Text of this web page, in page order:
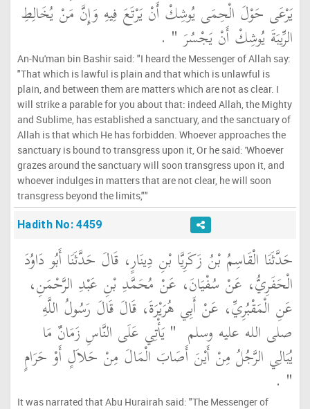
يَرْعَى حَوْلَ الْحِمَى يُوشِكْ أَنْ يَرْتَعَ فِيهِ وَإِنَّ مَنْ يُخَالِطِ
الرِّيبَةَ يُوشِكْ أَنْ يَجْسُرَ ‏"‏ ‏.‏
An-Nu'man bin Bashir said: "I heard the Messenger of Allah say:
"That which is lawful is plain and that which is unlawful is
plain, and between them are matters which are not as clear. I
will strike a parable for you about that: indeed Allah, the Mighty
and Sublime, has established a sanctuary, and the sanctuary of
Allah is that which He has forbidden. Whoever approaches the
sanctuary is bound to transgress upon it, Or he said: 'Whoever
grazes around the sanctuary will soon transgress upon it, and
whoever indulges in matters that are not clear, he will soon
transgress beyond the limits,""
Hadith No: 4459
حَدَّثَنَا الْقَاسِمُ بْنُ زَكَرِيَّا بْنِ دِينَارٍ، قَالَ حَدَّثَنَا أَبُو دَاوُدَ
الْحَفَرِيُّ، عَنْ سُفْيَانَ، عَنْ مُحَمَّدِ بْنِ عَبْدِ الرَّحْمَنِ،
عَنِ الْمَقْبُرِيِّ، عَنْ أَبِي هُرَيْرَةَ، قَالَ قَالَ رَسُولُ اللَّهِ
صلى الله عليه وسلم ‏ "‏ يَأْتِي عَلَى النَّاسِ زَمَانٌ مَا
يُبَالِي الرَّجُلُ مِنْ أَيْنَ أَصَابَ الْمَالَ مِنْ حَلاَلٍ أَوْ حَرَامٍ
‏"
‏ ‏.‏
It was narrated that Abu Hurairah said: "The Messenger of